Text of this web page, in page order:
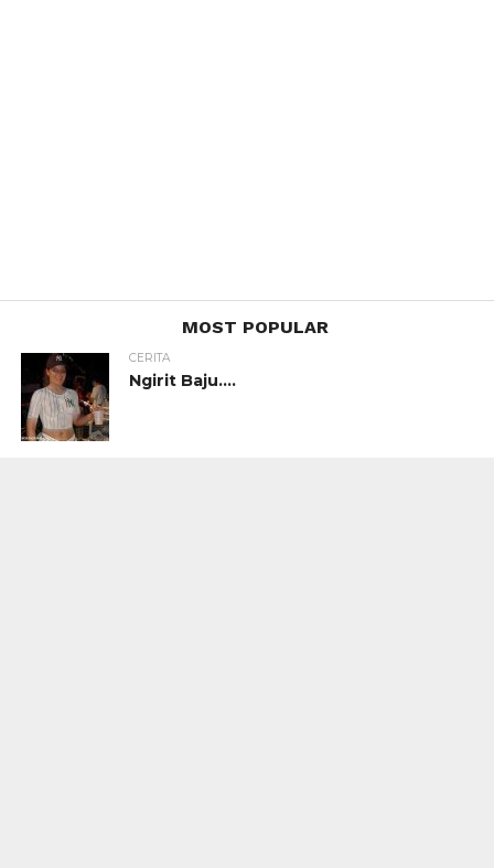
MOST POPULAR
CERITA
Ngirit Baju….